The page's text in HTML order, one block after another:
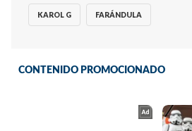
KAROL G FARÁNDULA